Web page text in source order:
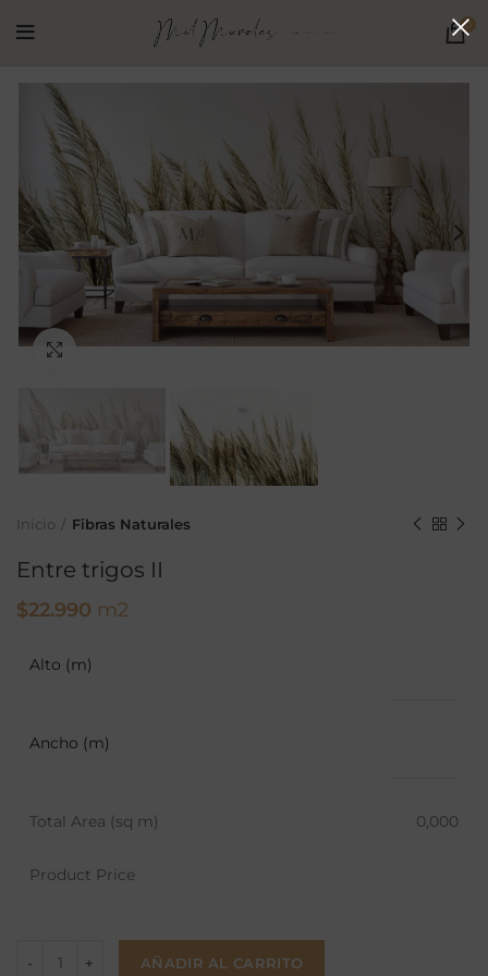
0
Ampliar
Inicio Fibras Naturales
Entre trigos II
$22.990 m2
Alto (m)
Ancho (m)
Total Area (sq m) 0,000
Product Price
AÑADIR AL CARRITO